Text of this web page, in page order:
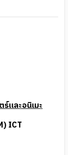
และอนิเมะ
ICT